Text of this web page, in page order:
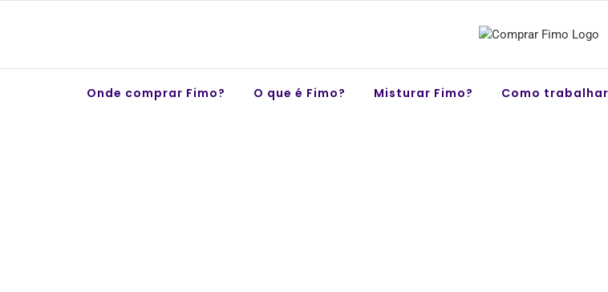
Onde comprar Fimo? O que é Fimo? Misturar Fimo? Como trabalhar